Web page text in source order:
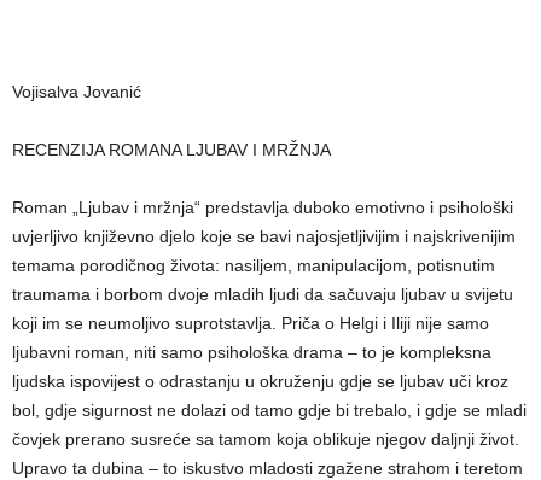
Vojisalva Jovanić
RECENZIJA ROMANA LJUBAV I MRŽNJA
Roman „Ljubav i mržnja“ predstavlja duboko emotivno i psihološki
uvjerljivo književno djelo koje se bavi najosjetljivijim i najskrivenijim
temama porodičnog života: nasiljem, manipulacijom, potisnutim
traumama i borbom dvoje mladih ljudi da sačuvaju ljubav u svijetu
koji im se neumoljivo suprotstavlja. Priča o Helgi i Iliji nije samo
ljubavni roman, niti samo psihološka drama – to je kompleksna
ljudska ispovijest o odrastanju u okruženju gdje se ljubav uči kroz
bol, gdje sigurnost ne dolazi od tamo gdje bi trebalo, i gdje se mladi
čovjek prerano susreće sa tamom koja oblikuje njegov daljnji život.
Upravo ta dubina – to iskustvo mladosti zgažene strahom i teretom